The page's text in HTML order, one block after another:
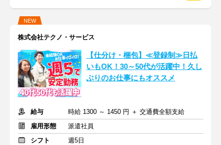
NEW
株式会社テクノ・サービス
【仕分け・梱包】≪登録制≫日払
いもOK！30～50代が活躍中！久し
ぶりのお仕事にもオススメ
給与
時給 1300 ～ 1450 円 ＋ 交通費全額支給
雇用形態
派遣社員
シフト
週5日